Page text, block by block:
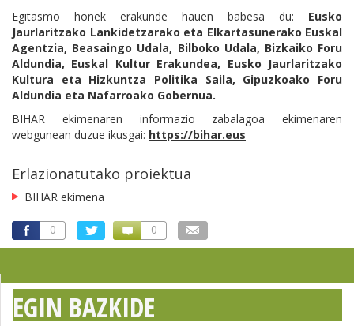
Egitasmo honek erakunde hauen babesa du: Eusko
Jaurlaritzako Lankidetzarako eta Elkartasunerako Euskal
Agentzia, Beasaingo Udala, Bilboko Udala, Bizkaiko Foru
Aldundia, Euskal Kultur Erakundea, Eusko Jaurlaritzako
Kultura eta Hizkuntza Politika Saila, Gipuzkoako Foru
Aldundia eta Nafarroako Gobernua.
BIHAR ekimenaren informazio zabalagoa ekimenaren
webgunean duzue ikusgai: https://bihar.eus
Erlazionatutako proiektua
BIHAR ekimena
0 0
EGIN BAZKIDE